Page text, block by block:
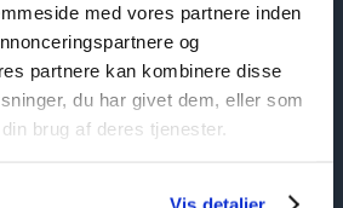
med vores partnere inden
og
partnere kan kombinere disse
du har givet dem, eller som
brug af deres tjenester.
Vis detaljer